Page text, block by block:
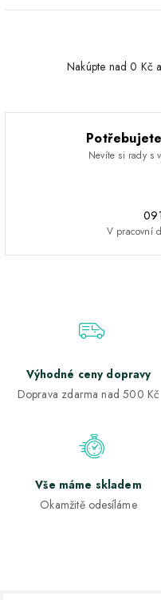
Nakúpte nad 0 Kč
Nevíte si rady s
V pracovní
Výhodné ceny dopravy
Doprava zdarma nad 500 Kč
Vše máme skladem
Okamžitě odesíláme